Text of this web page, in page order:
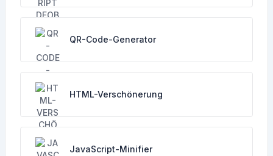
QR-Code-Generator
HTML-Verschönerung
JavaScript-Minifier